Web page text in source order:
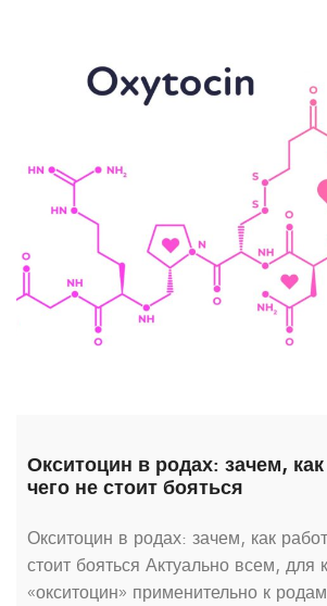
Окситоцин в родах: зачем,
чего не стоит бояться
Окситоцин в родах: зачем, как
стоит бояться Актуально всем, для
«окситоцин» применительно к